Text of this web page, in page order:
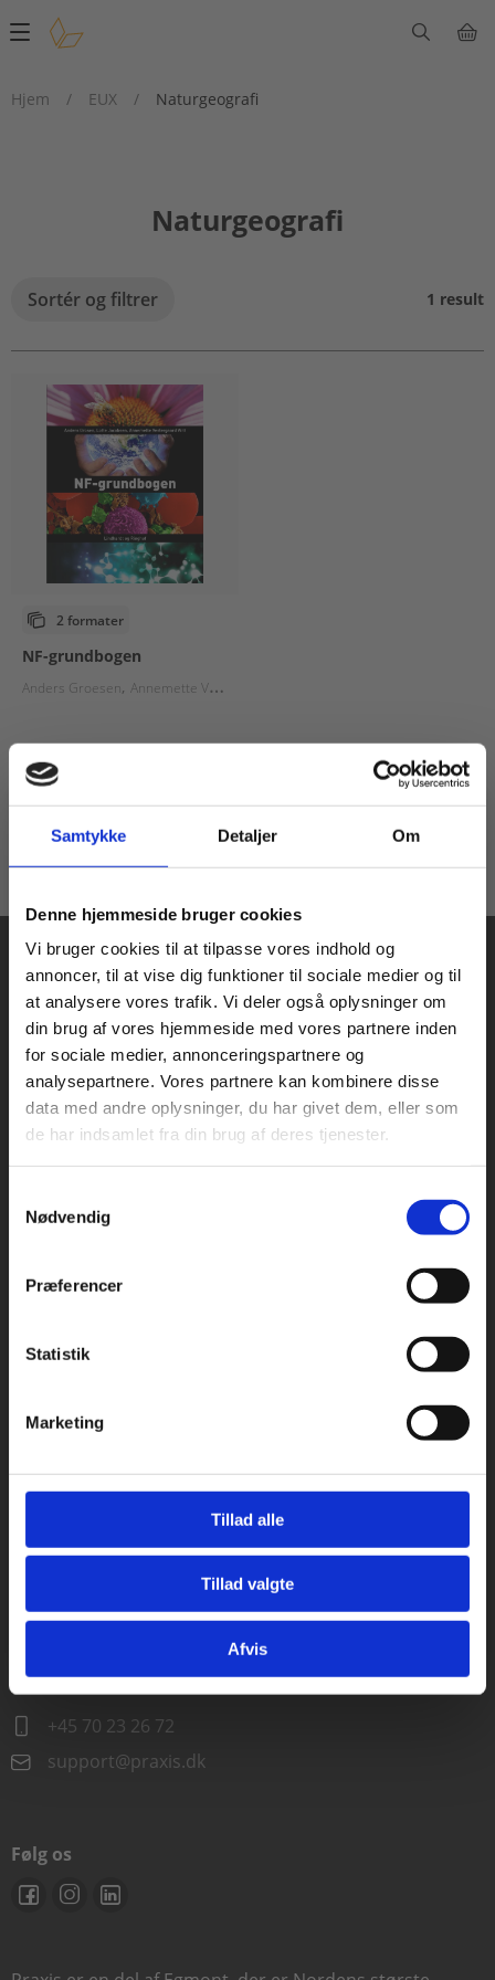
Samtykke Detaljer Om
Denne hjemmeside bruger cookies
Vi bruger cookies til at tilpasse vores indhold og
annoncer, til at vise dig funktioner til sociale medier og til
at analysere vores trafik. Vi deler også oplysninger om
din brug af vores hjemmeside med vores partnere inden
for sociale medier, annonceringspartnere og
analysepartnere. Vores partnere kan kombinere disse
data med andre oplysninger, du har givet dem, eller som
de har indsamlet fra din brug af deres tjenester.
Nødvendig
Præferencer
Statistik
Marketing
Tillad alle
Tillad valgte
Afvis
Main
Hjem
/ EUX / Naturgeografi
Naturgeografi
Sortér og filtrer 1 result
2 formater
NF-grundbogen
Anders Groesen Annemette Vestergaard Witt
Fra
Praxis Forlag A/S
CVR 41280921
5000 Odense
Rødekro
Hærvejen 8
Alle hverdage kl. 10.00-15.00
Alle hverdage 8.00-15.00
+45 70 23 26 72
support@praxis.dk
Følg os
Køb læremidler og find masterclasses mm.
Fortsæt som:
For privatkunder og
studerende. Du får
vist priser inkl.
For institutioner og
virksomheder. Du
får vist priser ekskl.
Gå til praxisOnline